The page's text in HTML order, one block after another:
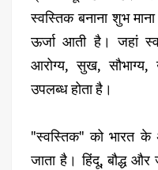
स्वस्तिक बनाना शुभ
ऊर्जा आती है। जहां
आरोग्य, सुख, सौभाग्य,
उपलब्ध होता है।
"स्वस्तिक" को भारत के
जाता है। हिंदू, बौद्ध